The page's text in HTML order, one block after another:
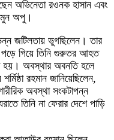
অভিনেতা রওনক হাসান এবং
অপু।
জটিলতায় ভুগছিলেন। তার
পড়ে গিয়ে তিনি গুরুতর আহত
হয়। অবস্থার অবনতি হলে
রহমান জানিয়েছিলেন,
অবস্থা সংকটাপন্ন
তিনি না ফেরার দেশে পাড়ি